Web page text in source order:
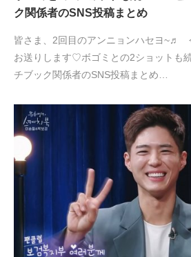
ク関係者のSNS投稿まとめ
皆さま、2回目のアンニョンハセヨ~♬
お送りします♡ボゴミとの2ショットも
チブック関係者のSNS投稿まとめ…